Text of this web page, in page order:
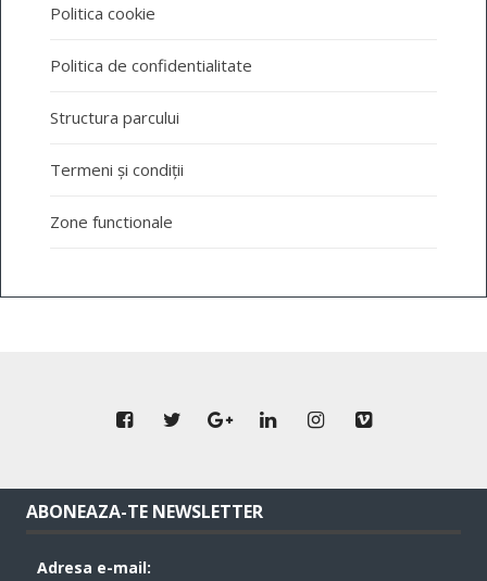
Politica cookie
Politica de confidentialitate
Structura parcului
Termeni și condiții
Zone functionale
ABONEAZA-TE NEWSLETTER
Adresa e-mail: